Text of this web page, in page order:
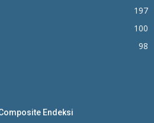
197
100
98
Endeksi